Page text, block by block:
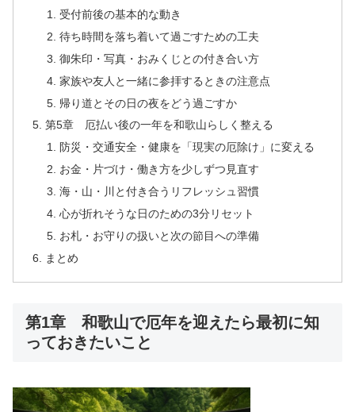
受付前後の基本的な動き
待ち時間を落ち着いて過ごすための工夫
御朱印・写真・おみくじとの付き合い方
家族や友人と一緒に参拝するときの注意点
帰り道とその日の夜をどう過ごすか
第5章 厄払い後の一年を和歌山らしく整える
防災・交通安全・健康を「現実の厄除け」に変える
お金・片づけ・働き方を少しずつ見直す
海・山・川と付き合うリフレッシュ習慣
心が折れそうな日のための3分リセット
お札・お守りの扱いと次の節目への準備
まとめ
第1章 和歌山で厄年を迎えたら最初に知
っておきたいこと